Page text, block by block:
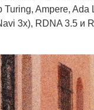
Turing, Ampere,
3x), RDNA 3.5 и